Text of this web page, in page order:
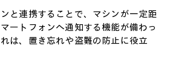
と連携することで、マシンが一定距
ートフォンへ通知する機能が備わっ
は、置き忘れや盗難の防止に役立